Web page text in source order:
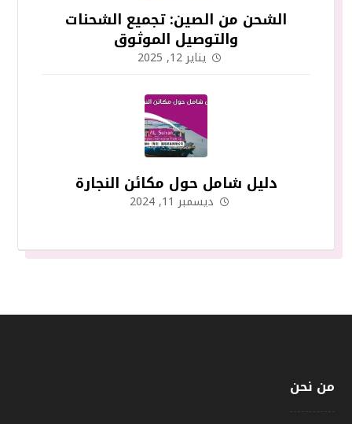
الشحن من الصين: تجميع الشحنات
والتوصيل الموثوق
يناير 12, 2025
دليل شامل حول مكائن النجارة
ديسمبر 11, 2024
من نحن